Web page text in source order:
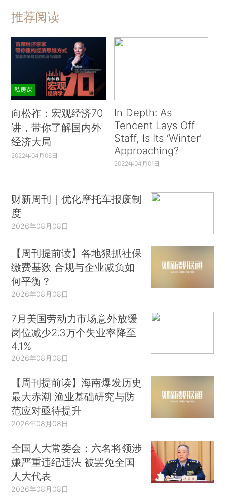
推荐阅读
私房课
向松祚：宏观经济70
讲，带你了解国内外
经济大局
2022年04月06日
In Depth: As
Tencent Lays Off
Staff, Is Its ‘Winter’
Approaching?
2022年04月01日
财新周刊｜优化摩托车报废制
度
2026年08月08日
【周刊提前读】各地狠抓社保
缴费基数 合规与企业减负如
何平衡？
2026年08月08日
7月美国劳动力市场意外放缓
岗位减少2.3万个失业率降至
4.1%
2026年08月08日
【周刊提前读】海南爆发历史
最大赤潮 渔业基础研究与防
范应对亟待提升
2026年08月08日
全国人大常委会：六名将领涉
嫌严重违纪违法 被罢免全国
人大代表
2026年08月08日